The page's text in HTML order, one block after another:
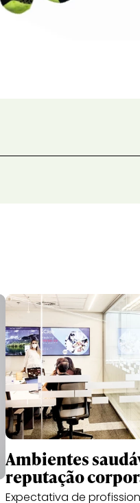
Ambientes
reputação
Expectativa de